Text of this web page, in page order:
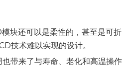
块还可以是柔性的，甚至是可折
技术难以实现的设计。
带来了与寿命、老化和高温操作